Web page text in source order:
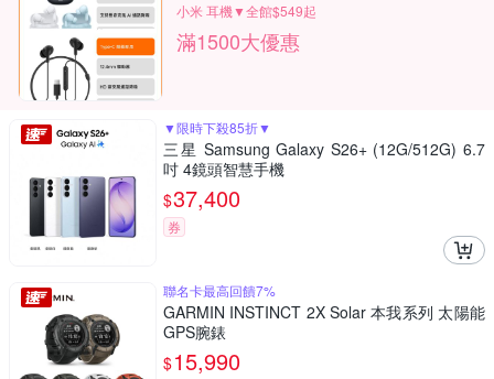
小米 耳機▼全館$549起
滿1500大優惠
▼限時下殺85折▼
三星 Samsung Galaxy S26+ (12G/512G) 6.7
吋 4鏡頭智慧手機
$37,400
券
聯名卡最高回饋7%
GARMIN INSTINCT 2X Solar 本我系列 太陽能
GPS腕錶
$15,990